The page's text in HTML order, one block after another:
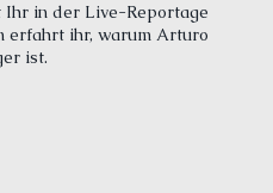
Ihr in der Live-Reportage
erfahrt ihr, warum Arturo
ist.